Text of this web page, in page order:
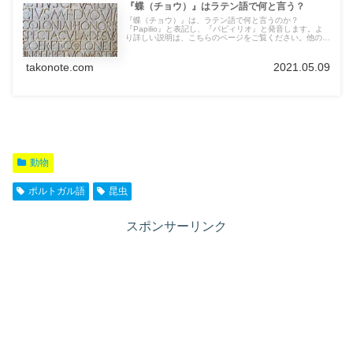
『蝶（チョウ）』はラテン語で何と言う？
『蝶（チョウ）』は、ラテン語で何と言うのか？
『Papilio』と表記し、『パピィリオ』と発音します。よ
り詳しい説明は、こちらのページをご覧ください。他の言
takonote.com 2021.05.09
動物
ポルトガル語 昆虫
スポンサーリンク